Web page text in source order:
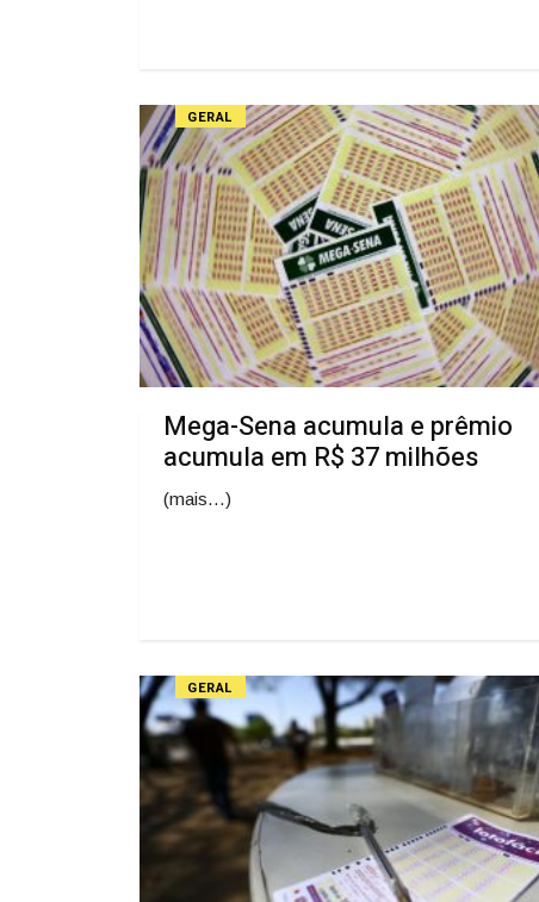
GERAL
Mega-Sena acumula e prêmio
acumula em R$ 37 milhões
(mais…)
GERAL